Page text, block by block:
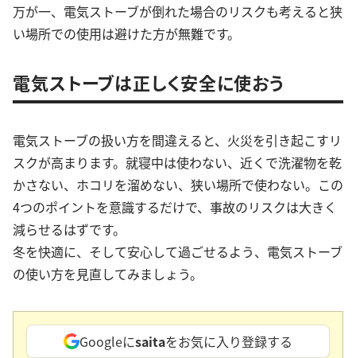
万が一、電気ストーブが倒れた場合のリスクも考えると狭
い場所での使用は避けた方が無難です。
電気ストーブは正しく安全に使おう
電気ストーブの扱い方を間違えると、火災を引き起こすリ
スクが高まります。就寝中は使わない、近くで洗濯物を乾
かさない、ホコリを溜めない、狭い場所で使わない。この
4つのポイントを意識するだけで、事故のリスクは大きく
減らせるはずです。
冬を快適に、そして安心して過ごせるよう、電気ストーブ
の使い方を見直してみましょう。
Googleにsaitaをお気に入り登録する